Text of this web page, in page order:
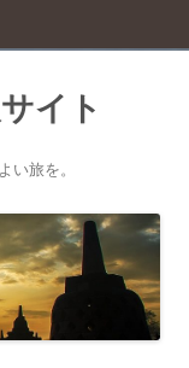
イト
い旅を。